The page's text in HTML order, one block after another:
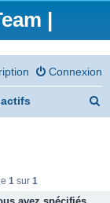
|
Connexion
1sur 1